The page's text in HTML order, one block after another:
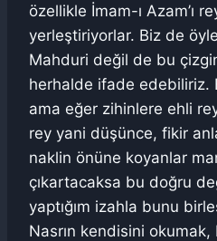
özellikle İmam-ı Azam’ı
yerleştiriyorlar. Biz de
Mahduri değil de bu
herhalde ifade edebiliriz.
ama eğer zihinlere ehli
rey yani düşünce, fikir
naklin önüne koyanlar
çıkartacaksa bu doğru
yaptığım izahla bunu
Nasrın kendisini okumak,